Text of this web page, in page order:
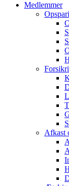
Medlemmer
Afkast